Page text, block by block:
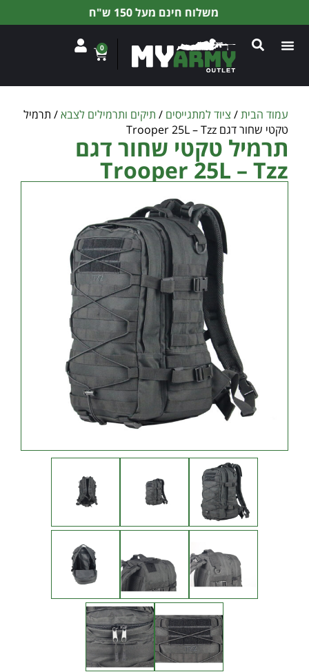
משלוח חינם מעל 150 ש"ח
0
עמוד הבית/ ציוד למתגייסים / תיקים ותרמילים לצבא/ תרמיל
טקטי שחור דגם Trooper 25L – Tzz
תרמיל טקטי שחור דגם
Trooper 25L – Tzz